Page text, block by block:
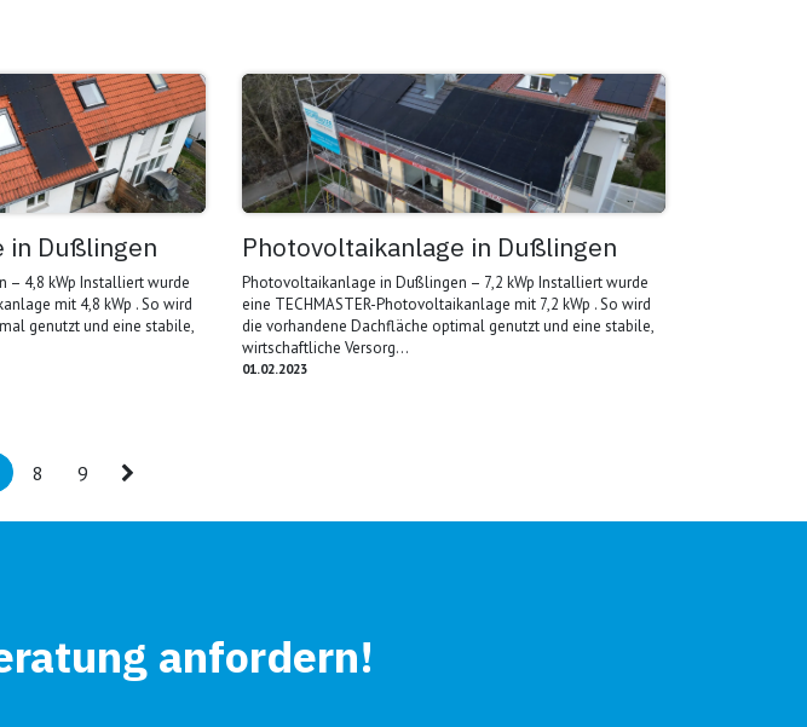
in Dußlingen
4,8 kWp Installiert wurde
mit 4,8 kWp . So wird
genutzt und eine stabile,
Photovoltaikanlage in Dußlingen
Photovoltaikanlage in Dußlingen – 7,2 kWp Installiert wurde
eine TECHMASTER-Photovoltaikanlage mit 7,2 kWp . So wird
die vorhandene Dachfläche optimal genutzt und eine stabile,
wirtschaftliche Versorg...
01.02.2023
8 9
anfordern!